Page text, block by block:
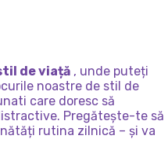
de viață , unde puteți
noastre de stil de
care doresc să
Pregătește-te să
rutina zilnică – și va